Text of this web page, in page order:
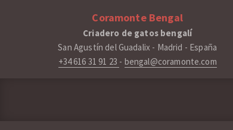
Coramonte Bengal
Criadero de gatos bengalí
San Agustín del Guadalix - Madrid - España
+34 616 31 91 23 - bengal@coramonte.com